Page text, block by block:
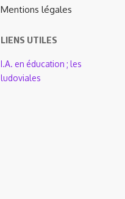
Mentions légales
LIENS UTILES
I.A. en éducation ; les
ludoviales